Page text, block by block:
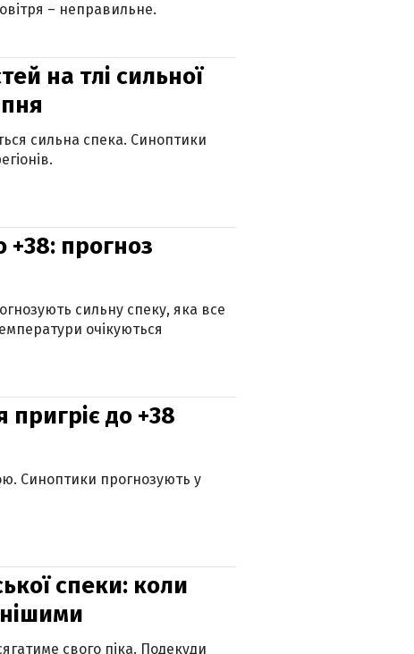
– неправильне.
на тлі сильної
сильна спека. Синоптики
+38: прогноз
сильну спеку, яка все
очікуються
пригріє до +38
Синоптики прогнозують у
спеки: коли
свого піка. Подекуди